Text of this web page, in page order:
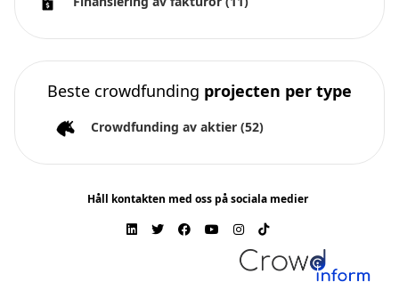
Beste crowdfunding projecten per type
Crowdfunding av aktier (52)
Håll kontakten med oss på sociala medier